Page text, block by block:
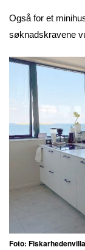
Også for et
søknadskravene
Foto: